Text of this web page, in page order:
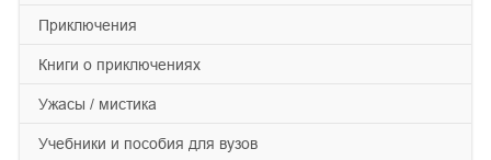
приключения
книги о приключениях
ужасы / мистика
учебники и пособия для вузов